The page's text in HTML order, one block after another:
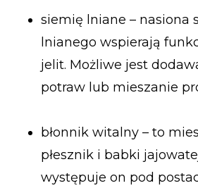
siemię lniane – nasiona
lnianego wspierają
jelit. Możliwe jest
potraw lub mieszanie
błonnik witalny – to
płesznik i babki
występuje on pod